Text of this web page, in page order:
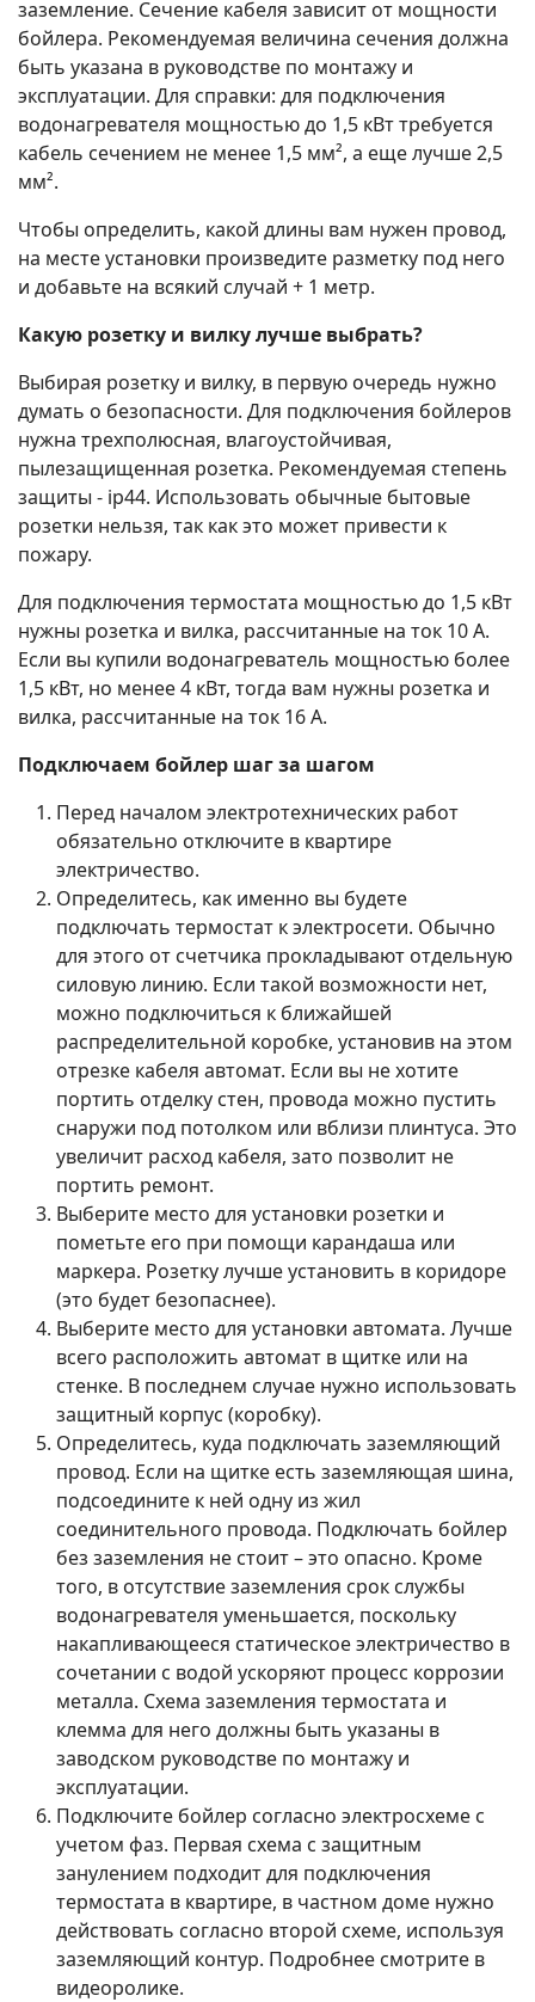
заземление. Сечение кабеля зависит от мощности
бойлера. Рекомендуемая величина сечения должна
быть указана в руководстве по монтажу и
эксплуатации. Для справки: для подключения
водонагревателя мощностью до 1,5 кВт требуется
кабель сечением не менее 1,5 мм², а еще лучше 2,5
мм².
Чтобы определить, какой длины вам нужен провод,
на месте установки произведите разметку под него
и добавьте на всякий случай + 1 метр.
Какую розетку и вилку лучше выбрать?
Выбирая розетку и вилку, в первую очередь нужно
думать о безопасности. Для подключения бойлеров
нужна трехполюсная, влагоустойчивая,
пылезащищенная розетка. Рекомендуемая степень
защиты - ip44. Использовать обычные бытовые
розетки нельзя, так как это может привести к
пожару.
Для подключения термостата мощностью до 1,5 кВт
нужны розетка и вилка, рассчитанные на ток 10 А.
Если вы купили водонагреватель мощностью более
1,5 кВт, но менее 4 кВт, тогда вам нужны розетка и
вилка, рассчитанные на ток 16 А.
Подключаем бойлер шаг за шагом
Перед началом электротехнических работ
обязательно отключите в квартире
электричество.
Определитесь, как именно вы будете
подключать термостат к электросети. Обычно
для этого от счетчика прокладывают отдельную
силовую линию. Если такой возможности нет,
можно подключиться к ближайшей
распределительной коробке, установив на этом
отрезке кабеля автомат. Если вы не хотите
портить отделку стен, провода можно пустить
снаружи под потолком или вблизи плинтуса. Это
увеличит расход кабеля, зато позволит не
портить ремонт.
Выберите место для установки розетки и
пометьте его при помощи карандаша или
маркера. Розетку лучше установить в коридоре
(это будет безопаснее).
Выберите место для установки автомата. Лучше
всего расположить автомат в щитке или на
стенке. В последнем случае нужно использовать
защитный корпус (коробку).
Определитесь, куда подключать заземляющий
провод. Если на щитке есть заземляющая шина,
подсоедините к ней одну из жил
соединительного провода. Подключать бойлер
без заземления не стоит – это опасно. Кроме
того, в отсутствие заземления срок службы
водонагревателя уменьшается, поскольку
накапливающееся статическое электричество в
сочетании с водой ускоряют процесс коррозии
металла. Схема заземления термостата и
клемма для него должны быть указаны в
заводском руководстве по монтажу и
эксплуатации.
Подключите бойлер согласно электросхеме с
учетом фаз. Первая схема с защитным
занулением подходит для подключения
термостата в квартире, в частном доме нужно
действовать согласно второй схеме, используя
заземляющий контур. Подробнее смотрите в
видеоролике.